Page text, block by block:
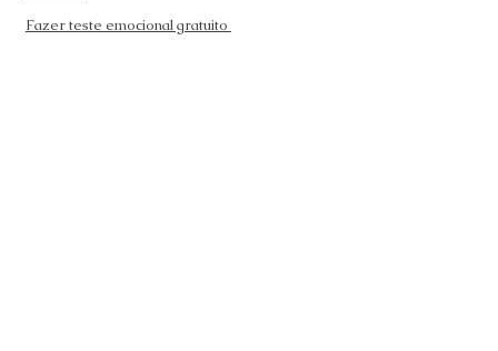
Fazer teste emocional gratuito